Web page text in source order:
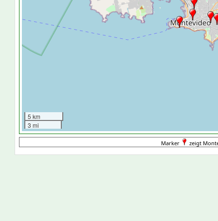
5 km
3 mi
Marker zeigt